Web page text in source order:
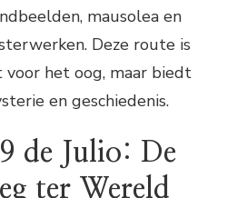
mausolea en
Deze route is
het oog, maar biedt
en geschiedenis.
de Julio: De
ter Wereld